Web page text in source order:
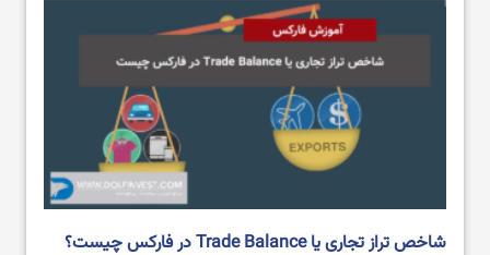
باینری آپشن چیست؟ آموزش باینری آپشن آلپاری
شاخص تراز تجاری یا Trade Balance در فارکس چیست؟